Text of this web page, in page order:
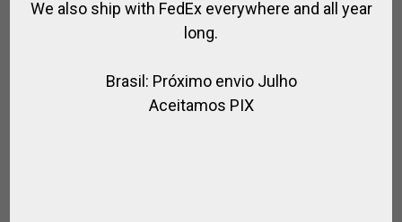
We also ship with FedEx everywhere and all year
long.
Brasil: Próximo envio Julho
Aceitamos PIX